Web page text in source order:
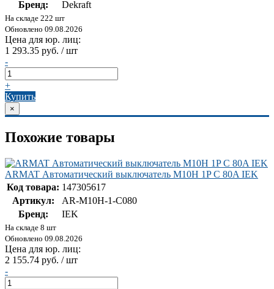
Бренд: Dekraft
На складе 222 шт
Обновлено 09.08.2026
Цена для юр. лиц:
1 293.35 руб. / шт
-
+
Купить
×
Похожие товары
ARMAT Автоматический выключатель M10H 1P C 80A IEK
Код товара: 147305617
Артикул:
AR-M10H-1-C080
Бренд:
IEK
На складе 8 шт
Обновлено 09.08.2026
Цена для юр. лиц:
2 155.74 руб. / шт
-